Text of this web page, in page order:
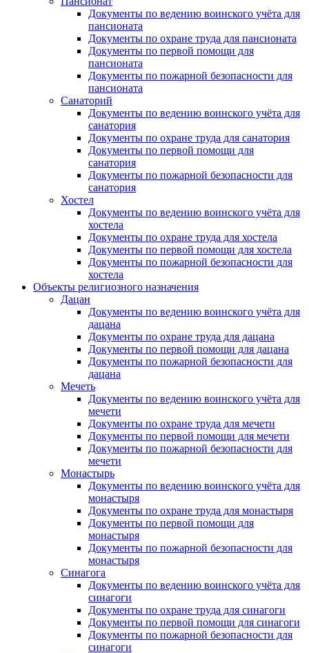
Документы по ведению воинского учёта для
пансионата
Документы по охране труда для пансионата
Документы по первой помощи для
пансионата
Документы по пожарной безопасности для
пансионата
Санаторий
Документы по ведению воинского учёта для
санатория
Документы по охране труда для санатория
Документы по первой помощи для
санатория
Документы по пожарной безопасности для
санатория
Хостел
Документы по ведению воинского учёта для
хостела
Документы по охране труда для хостела
Документы по первой помощи для хостела
Документы по пожарной безопасности для
хостела
Объекты религиозного назначения
Дацан
Документы по ведению воинского учёта для
дацана
Документы по охране труда для дацана
Документы по первой помощи для дацана
Документы по пожарной безопасности для
дацана
Мечеть
Документы по ведению воинского учёта для
мечети
Документы по охране труда для мечети
Документы по первой помощи для мечети
Документы по пожарной безопасности для
мечети
Монастырь
Документы по ведению воинского учёта для
монастыря
Документы по охране труда для монастыря
Документы по первой помощи для
монастыря
Документы по пожарной безопасности для
монастыря
Синагога
Документы по ведению воинского учёта для
синагоги
Документы по охране труда для синагоги
Документы по первой помощи для синагоги
Документы по пожарной безопасности для
синагоги